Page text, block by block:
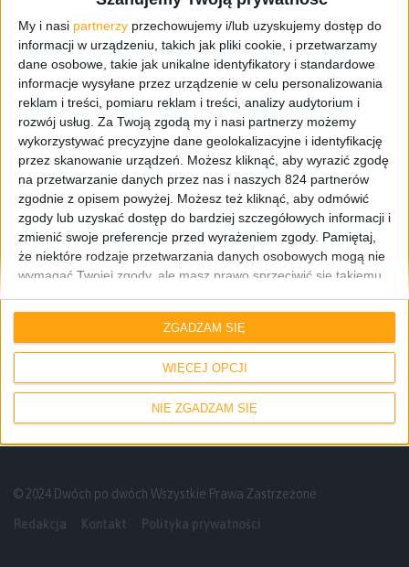
My i nasi partnerzy przechowujemy i/lub uzyskujemy dostęp do
informacji w urządzeniu, takich jak pliki cookie, i przetwarzamy
dane osobowe, takie jak unikalne identyfikatory i standardowe
informacje wysyłane przez urządzenie w celu personalizowania
reklam i treści, pomiaru reklam i treści, analizy audytorium i
rozwój usług. Za Twoją zgodą my i nasi partnerzy możemy
wykorzystywać precyzyjne dane geolokalizacyjne i identyfikację
przez skanowanie urządzeń. Możesz kliknąć, aby wyrazić zgodę
na przetwarzanie danych przez nas i naszych 824 partnerów
zgodnie z opisem powyżej. Możesz też kliknąć, aby odmówić
zgody lub uzyskać dostęp do bardziej szczegółowych informacji i
zmienić swoje preferencje przed wyrażeniem zgody. Pamiętaj,
że niektóre rodzaje przetwarzania danych osobowych mogą nie
wymagać Twojej zgody, ale masz prawo sprzeciwić się takiemu
do tej witryny. Możesz w dowolnym momencie zmienić swoje
preferencje lub wycofać zgodę, wracając na tę stronę i klikając
przycisk "Prywatność" na dole strony.
WIĘCEJ OPCJI
NIE ZGADZAM SIĘ
ZGADZAM SIĘ
Gry zasługujące na adaptację filmową –
© 2024 Dwóch po dwóch Wszystkie Prawa Zastrzeżone
Redakcja Kontakt Polityka prywatności